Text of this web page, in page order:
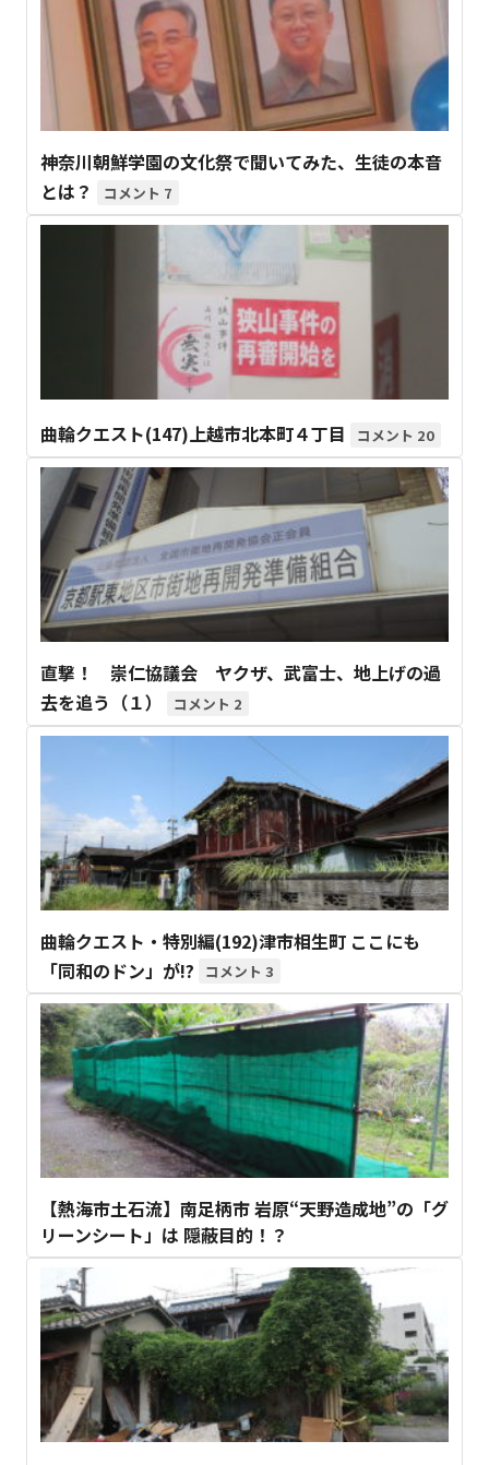
神奈川朝鮮学園の文化祭で聞いてみた、生徒の本音
とは？
7
曲輪クエスト(147)上越市北本町４丁目 20
直撃！ 崇仁協議会 ヤクザ、武富士、地上げの過
去を追う（１）
2
曲輪クエスト・特別編(192)津市相生町 ここにも
「同和のドン」が!?
3
【熱海市土石流】南足柄市 岩原“天野造成地”の「グ
リーンシート」は 隠蔽目的！？